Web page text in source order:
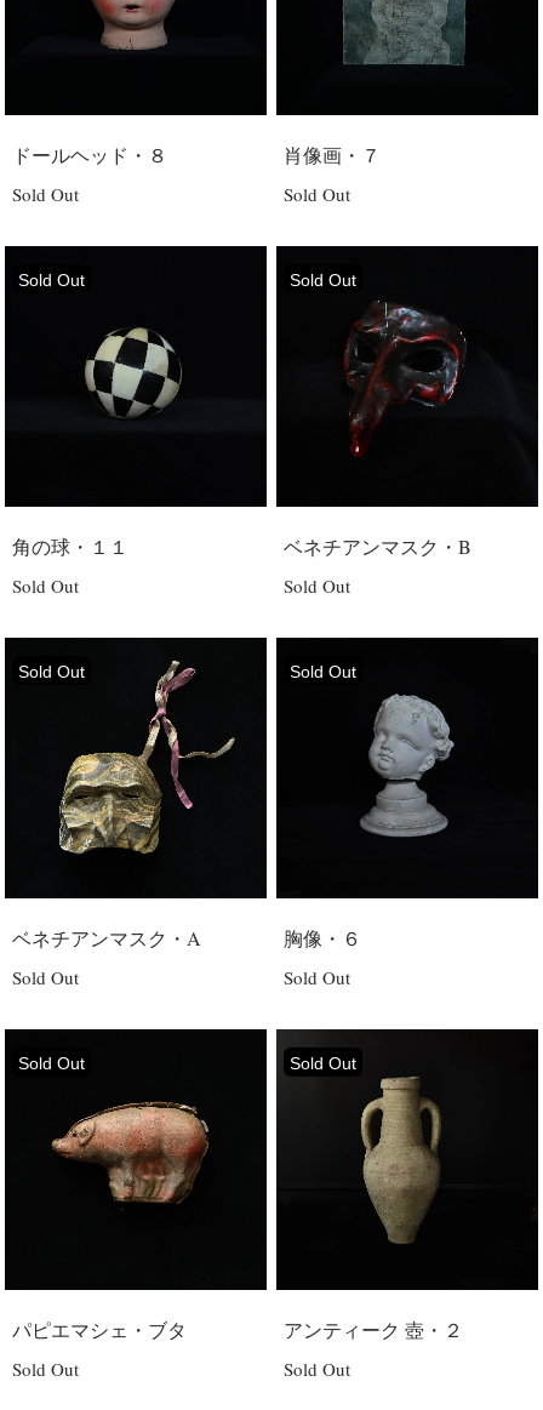
ドールヘッド・８
Sold Out
肖像画・７
Sold Out
Sold Out
角の球・１１
Sold Out
Sold Out
ベネチアンマスク・B
Sold Out
Sold Out
ベネチアンマスク・A
Sold Out
Sold Out
胸像・６
Sold Out
Sold Out
パピエマシェ・ブタ
Sold Out
Sold Out
アンティーク 壺・２
Sold Out